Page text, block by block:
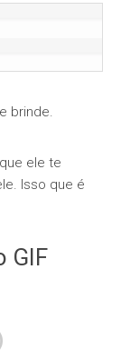
brinde.
ele te
Isso que é
GIF